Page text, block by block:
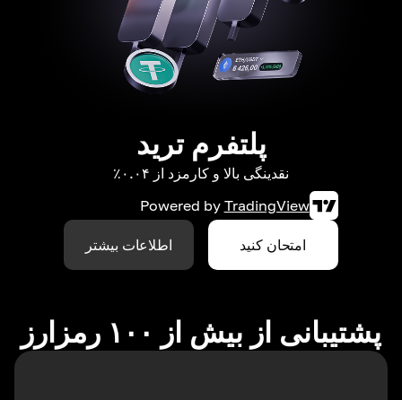
پلتفرم ترید
نقدینگی بالا و کارمزد از ۰.۰۴٪
Powered by TradingView
امتحان کنید اطلاعات بیشتر
پشتیبانی از بیش از ۱۰۰ رمزارز